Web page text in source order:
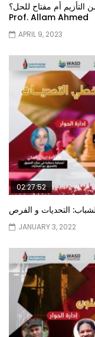
أم مفتاح للحل؟
Prof. Allam Ahmed
APRIL 9, 2023
02:27:52
التحديات و الفرص
JANUARY 3, 2022